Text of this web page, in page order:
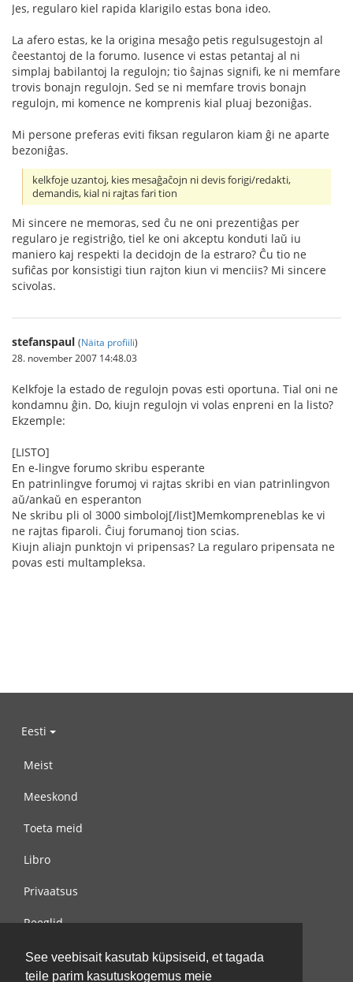
See veebisait kasutab küpsiseid, et tagada
teile parim kasutuskogemus meie
Jes, regularo kiel rapida klarigilo estas bona ideo.
La afero estas, ke la origina mesaĝo petis regulsugestojn al
ĉeestantoj de la forumo. Iusence vi estas petantaj al ni
simplaj babilantoj la regulojn; tio ŝajnas signifi, ke ni memfare
trovis bonajn regulojn. Sed se ni memfare trovis bonajn
regulojn, mi komence ne komprenis kial pluaj bezoniĝas.
Mi persone preferas eviti fiksan regularon kiam ĝi ne aparte
bezoniĝas.
kelkfoje uzantoj, kies mesaĝaĉojn ni devis forigi/redakti,
demandis, kial ni rajtas fari tion
Mi sincere ne memoras, sed ĉu ne oni prezentiĝas per
regularo je registriĝo, tiel ke oni akceptu konduti laŭ iu
maniero kaj respekti la decidojn de la estraro? Ĉu tio ne
sufiĉas por konsistigi tiun rajton kiun vi menciis? Mi sincere
scivolas.
stefanspaul (Näita profiili)
28. november 2007 14:48.03
Kelkfoje la estado de regulojn povas esti oportuna. Tial oni ne
kondamnu ĝin. Do, kiujn regulojn vi volas enpreni en la listo?
Ekzemple:
[LISTO]
En e-lingve forumo skribu esperante
En patrinlingve forumoj vi rajtas skribi en vian patrinlingvon
aŭ/ankaŭ en esperanton
Ne skribu pli ol 3000 simboloj[/list]Memkompreneblas ke vi
ne rajtas fiparoli. Ĉiuj forumanoj tion scias.
Kiujn aliajn punktojn vi pripensas? La regularo pripensata ne
povas esti multampleksa.
Eesti
Meist
Meeskond
Toeta meid
Libro
Privaatsus
Reeglid
Võta meiega ühendust